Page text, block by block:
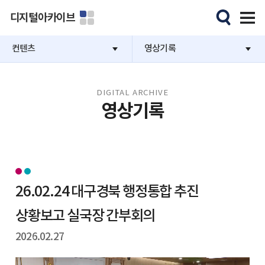
디지털아카이브
컨텐츠 영상기록
DIGITAL ARCHIVE
영상기록
26.02.24 대구경북 행정통합 추진
상황보고 실국장 간부회의
2026.02.27